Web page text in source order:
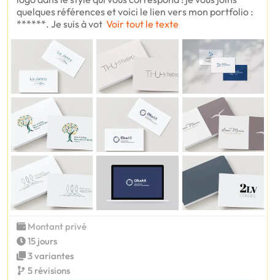
quelques références et voici le lien vers mon portfolio :
******. Je suis à vot Voir tout le texte
Montant privé
15 jours
3 variantes
5 révisions